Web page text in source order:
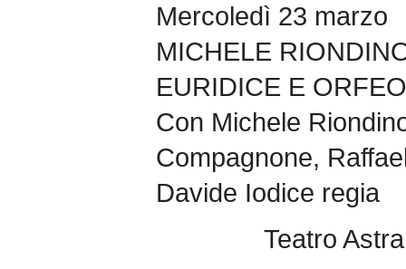
Mercoledì 23 marzo
MICHELE
EURIDICE E ORFEO
Con Michele
Compagnone,
Davide Iodice regia
Teatro